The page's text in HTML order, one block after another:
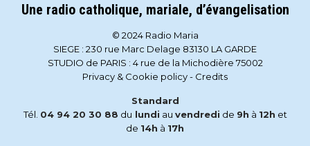
Une radio catholique, mariale, d’évangelisation
© 2024 Radio Maria
SIEGE : 230 rue Marc Delage 83130 LA GARDE
STUDIO de PARIS : 4 rue de la Michodière 75002
Privacy & Cookie policy- Credits
Standard
Tél. 04 94 20 30 88 du lundi au vendredi de 9h à 12h et
de 14h à 17h